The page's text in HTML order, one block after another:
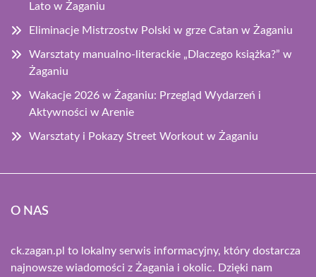
Lato w Żaganiu
Eliminacje Mistrzostw Polski w grze Catan w Żaganiu
Warsztaty manualno-literackie „Dlaczego książka?” w
Żaganiu
Wakacje 2026 w Żaganiu: Przegląd Wydarzeń i
Aktywności w Arenie
Warsztaty i Pokazy Street Workout w Żaganiu
O NAS
ck.zagan.pl to lokalny serwis informacyjny, który dostarcza
najnowsze wiadomości z Żagania i okolic. Dzięki nam